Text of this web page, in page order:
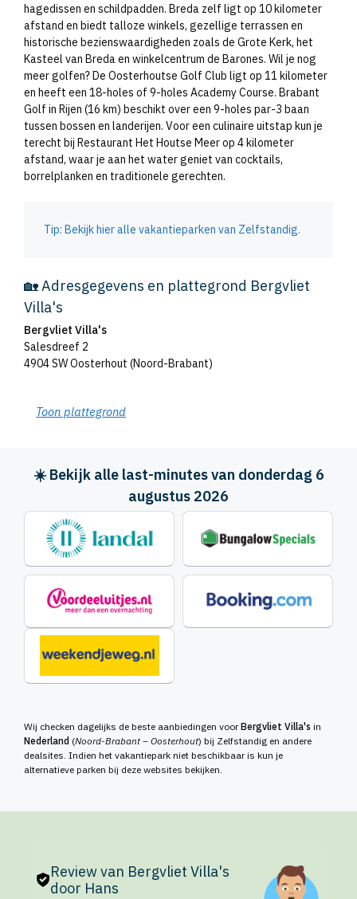
hagedissen en schildpadden. Breda zelf ligt op 10 kilometer
afstand en biedt talloze winkels, gezellige terrassen en
historische bezienswaardigheden zoals de Grote Kerk, het
Kasteel van Breda en winkelcentrum de Barones. Wil je nog
meer golfen? De Oosterhoutse Golf Club ligt op 11 kilometer
en heeft een 18-holes of 9-holes Academy Course. Brabant
Golf in Rijen (16 km) beschikt over een 9-holes par-3 baan
tussen bossen en landerijen. Voor een culinaire uitstap kun je
terecht bij Restaurant Het Houtse Meer op 4 kilometer
afstand, waar je aan het water geniet van cocktails,
borrelplanken en traditionele gerechten.
Tip: Bekijk hier alle vakantieparken van Zelfstandig.
🏡 Adresgegevens en plattegrond Bergvliet
Villa's
Bergvliet Villa's
Salesdreef 2
4904 SW Oosterhout (Noord-Brabant)
Toon plattegrond
☀️ Bekijk alle last-minutes van donderdag 6
augustus 2026
Wij checken dagelijks de beste aanbiedingen voorBergvliet Villa's in
Nederland (Noord-Brabant – Oosterhout) bij Zelfstandig en andere
dealsites. Indien het vakantiepark niet beschikbaar is kun je
alternatieve parken bij deze websites bekijken.
Review van Bergvliet Villa's
door Hans